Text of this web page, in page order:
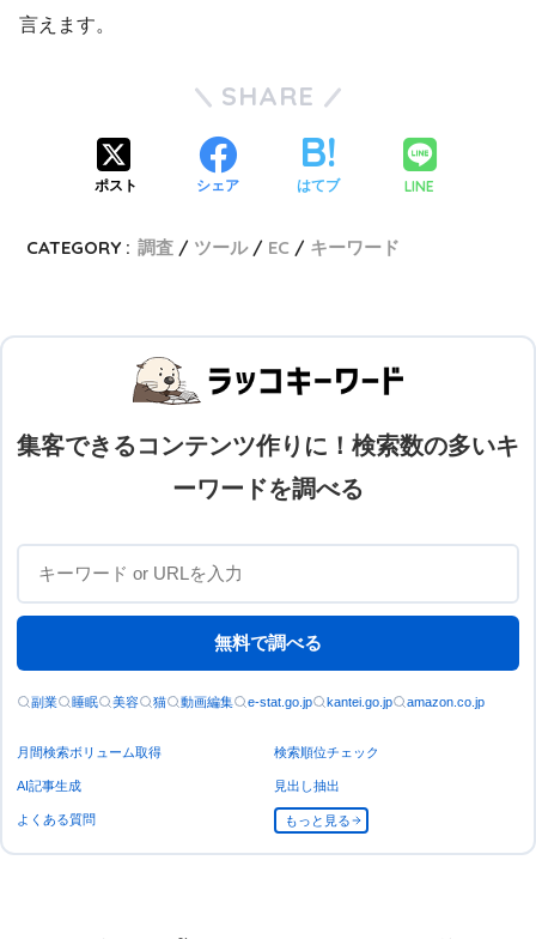
言えます。
SHARE
ポスト シェア はてブ LINE
CATEGORY : 調査 ツール EC キーワード
集客できるコンテンツ作りに！検索数の多いキ
ーワードを調べる
無料で調べる
副業 睡眠 美容 猫 動画編集 e-stat.go.jp kantei.go.jp amazon.co.jp
月間検索ボリューム取得 検索順位チェック
AI記事生成 見出し抽出
よくある質問 もっと見る